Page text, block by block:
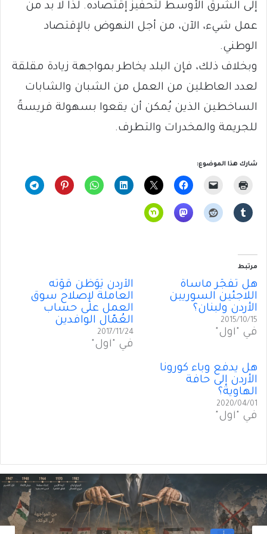
إلى الشرق الأوسط لتحفيز إقتصاده. لذا لا بد من
عمل شيء، الآن، من أجل النهوض بالإقتصاد
الوطني.
وبخلاف ذلك، فإن البلد يخاطر بمواجهة زيادة مقلقة
لعدد العاطلين من العمل من الشبان والشابات
الساخطين الذين يُمكن أن يقعوا بسهولة فريسةً
للجريمة والمخدرات والتطرف.
شارك هذا الموضوع:
مرتبط
هل تفجّر مأساة
اللاجئين السوريين
الأردن ولبنان؟
2015/10/15
في "أول"
الأردن يُوَطِّن قوّته
العاملة لإصلاح سوق
العمل على حساب
العُمّال الوافدين
2017/11/24
في "أول"
هل يدفع وباء كورونا
الأردن إلى حافة
الهاوية؟
2020/04/01
في "أول"